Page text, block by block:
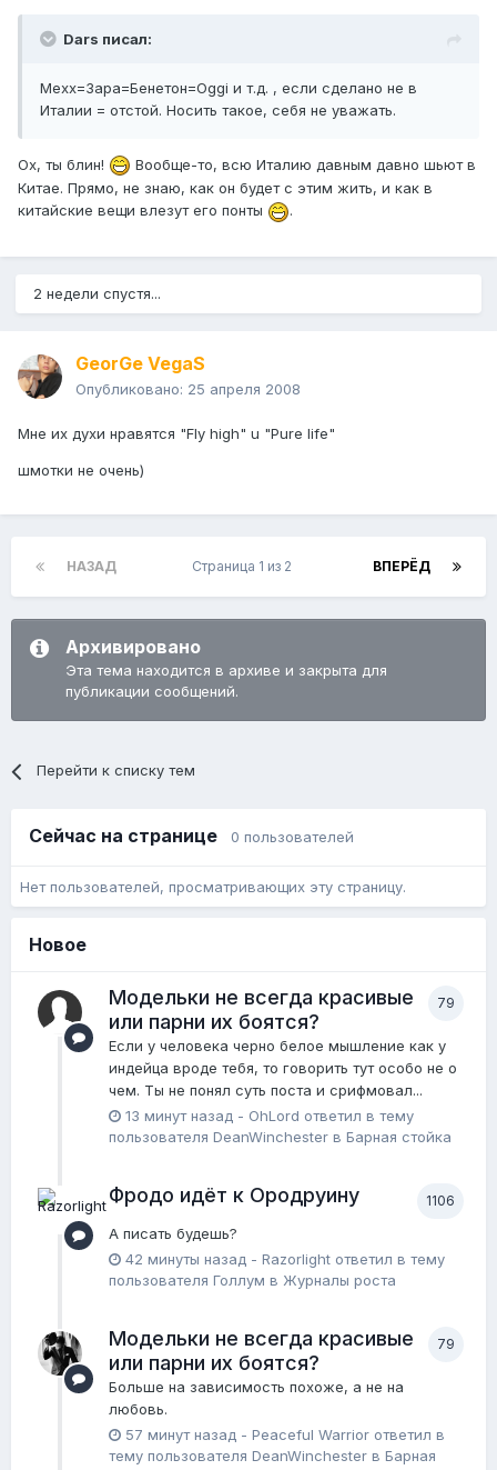
Dars писал:
Меxx=Зара=Бенетон=Oggi и т.д. , если сделано не в
Италии = отстой. Носить такое, себя не уважать.
Ох, ты блин!
Вообще-то, всю Италию давным давно шьют в
Китае. Прямо, не знаю, как он будет с этим жить, и как в
китайские вещи влезут его понты
.
2 недели спустя...
GeorGe VegaS
Опубликовано: 25 апреля 2008
Мне их духи нравятся "Fly high" u "Pure life"
шмотки не очень)
НАЗАД ВПЕРЁД
Страница 1 из 2
Архивировано
Эта тема находится в архиве и закрыта для
публикации сообщений.
Перейти к списку тем
Сейчас на странице 0 пользователей
Нет пользователей, просматривающих эту страницу.
Новое
79
Модельки не всегда красивые
или парни их боятся?
Если у человека черно белое мышление как у
индейца вроде тебя, то говорить тут особо не о
чем. Ты не понял суть поста и срифмовал...
13 минут назад - OhLord ответил в тему
пользователя DeanWinchester в Барная стойка
1106
Фродо идёт к Ородруину
А писать будешь?
42 минуты назад - Razorlight ответил в тему
пользователя Голлум в Журналы роста
79
Модельки не всегда красивые
или парни их боятся?
Больше на зависимость похоже, а не на
любовь.
57 минут назад - Peaceful Warrior ответил в
тему пользователя DeanWinchester в Барная